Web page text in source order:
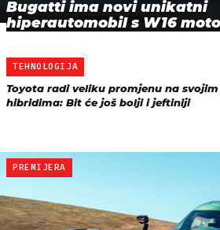
Bugatti ima novi unikatni
hiperautomobil s W16
TEHNOLOGIJA
Toyota radi veliku promjenu na svojim
hibridima: Bit će još bolji i jeftiniji
PREMIJERA